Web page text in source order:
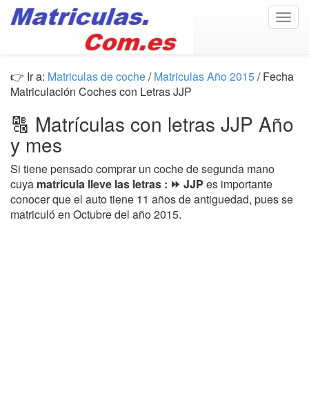
👉 Ir a: Matriculas de coche/Matriculas Año 2015/ Fecha
Matriculación Coches con Letras JJP
🔠 Matrículas con letras JJP Año
y mes
Si tiene pensado comprar un coche de segunda mano
cuya matricula lleve las letras : ⏩ JJP es importante
conocer que el auto tiene 11 años de antiguedad, pues se
matriculó en Octubre del año 2015.